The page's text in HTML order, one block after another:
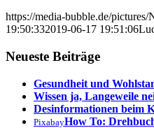
https://media-bubble.de/
19:50:332019-06-17 19:51:06
Neueste Beiträge
Gesundheit und
Wissen ja, Langeweile
Desinformationen beim
PixabayHow To: